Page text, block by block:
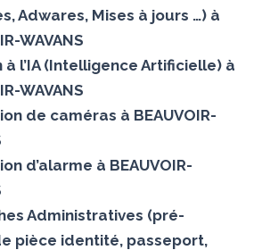
Adwares, Mises à jours …) à
WAVANS
à l’IA (Intelligence Artificielle) à
WAVANS
de caméras à BEAUVOIR-
d’alarme à BEAUVOIR-
Administratives (pré-
pièce identité, passeport,